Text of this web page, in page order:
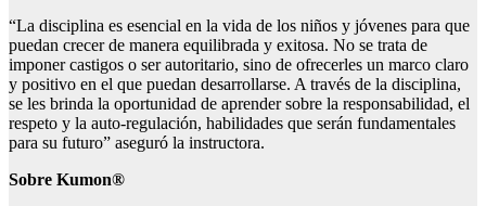
“La disciplina es esencial en la vida de los niños y jóvenes para que
puedan crecer de manera equilibrada y exitosa. No se trata de
imponer castigos o ser autoritario, sino de ofrecerles un marco claro
y positivo en el que puedan desarrollarse. A través de la disciplina,
se les brinda la oportunidad de aprender sobre la responsabilidad, el
respeto y la auto-regulación, habilidades que serán fundamentales
para su futuro” aseguró la instructora.
Sobre Kumon®